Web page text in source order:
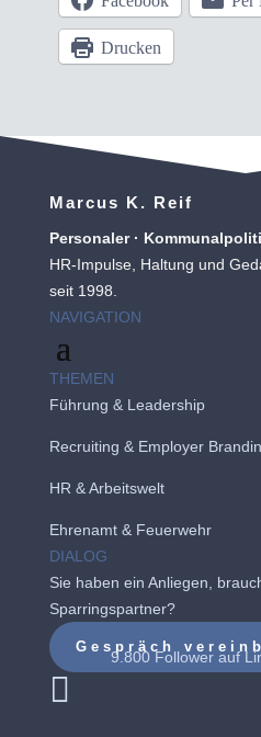
Drucken
Marcus K. Reif
Personaler ·
HR-Impulse, Haltung und
seit 1998.
NAVIGATION
THEMEN
Führung & Leadership
Recruiting & Employer
HR & Arbeitswelt
Ehrenamt & Feuerwehr
DIALOG
Sie haben ein Anliegen,
Sparringspartner?
Gespräch

9.800 Follower auf